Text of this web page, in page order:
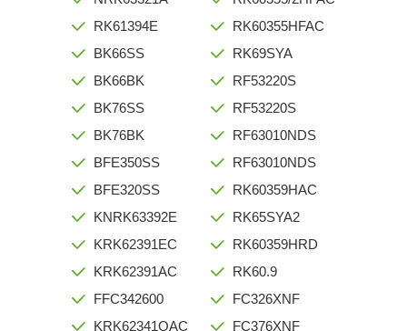
RK61394E
BK66SS
BK66BK
BK76SS
BK76BK
BFE350SS
BFE320SS
KNRK63392E
KRK62391EC
KRK62391AC
FFC342600
KRK62341OAC
RK60355HFAC
RK69SYA
RF53220S
RF53220S
RF63010NDS
RF63010NDS
RK60359HAC
RK65SYA2
RK60359HRD
RK60.9
FC326XNF
FC376XNF